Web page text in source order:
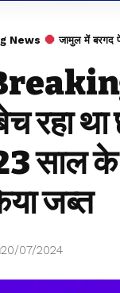
News जामुल में बरगद
रहा
साल के
जब्त
20/07/2024